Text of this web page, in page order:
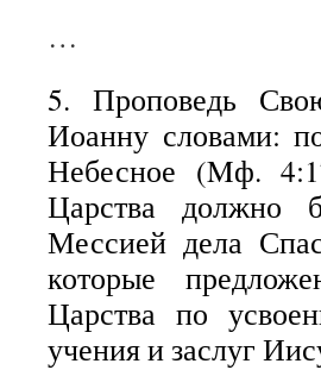
…
5. Проповедь
Иоанну словами:
Небесное (Μф.
Царства должно
Мессией дела
которые
Царства по
учения и заслуг